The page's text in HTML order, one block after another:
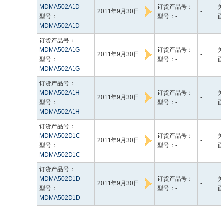
MDMA502A1D
型号：
MDMA502A1D
2011年9月30日
订货产品号：-
型号：-
-
订货产品号：
MDMA502A1G
型号：
MDMA502A1G
2011年9月30日
订货产品号：-
型号：-
-
订货产品号：
MDMA502A1H
型号：
MDMA502A1H
2011年9月30日
订货产品号：-
型号：-
-
订货产品号：
MDMA502D1C
型号：
MDMA502D1C
2011年9月30日
订货产品号：-
型号：-
-
订货产品号：
MDMA502D1D
型号：
MDMA502D1D
2011年9月30日
订货产品号：-
型号：-
-